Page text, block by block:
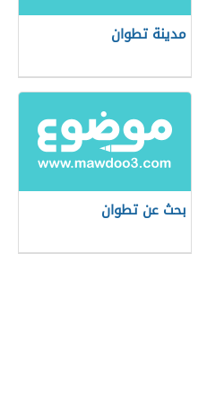
مدينة تطوان
بحث عن تطوان